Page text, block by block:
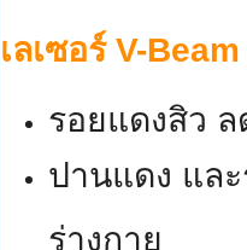
เลเซอร์ V-
รอยแดงสิว
ปานแดง แล
ร่างกาย